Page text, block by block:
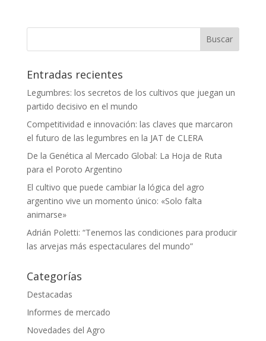
Entradas recientes
Legumbres: los secretos de los cultivos que juegan un
partido decisivo en el mundo
Competitividad e innovación: las claves que marcaron
el futuro de las legumbres en la JAT de CLERA
De la Genética al Mercado Global: La Hoja de Ruta
para el Poroto Argentino
El cultivo que puede cambiar la lógica del agro
argentino vive un momento único: «Solo falta
animarse»
Adrián Poletti: “Tenemos las condiciones para producir
las arvejas más espectaculares del mundo”
Categorías
Destacadas
Informes de mercado
Novedades del Agro